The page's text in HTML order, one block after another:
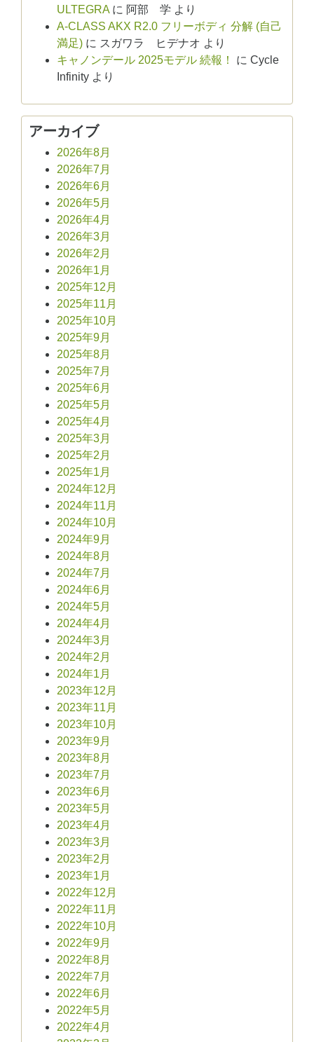
ULTEGRA に 阿部 学 より
A-CLASS AKX R2.0 フリーボディ 分解 (自己
満足) に スガワラ ヒデナオ より
キャノンデール 2025モデル 続報！
に Cycle
Infinity より
アーカイブ
2026年8月
2026年7月
2026年6月
2026年5月
2026年4月
2026年3月
2026年2月
2026年1月
2025年12月
2025年11月
2025年10月
2025年9月
2025年8月
2025年7月
2025年6月
2025年5月
2025年4月
2025年3月
2025年2月
2025年1月
2024年12月
2024年11月
2024年10月
2024年9月
2024年8月
2024年7月
2024年6月
2024年5月
2024年4月
2024年3月
2024年2月
2024年1月
2023年12月
2023年11月
2023年10月
2023年9月
2023年8月
2023年7月
2023年6月
2023年5月
2023年4月
2023年3月
2023年2月
2023年1月
2022年12月
2022年11月
2022年10月
2022年9月
2022年8月
2022年7月
2022年6月
2022年5月
2022年4月